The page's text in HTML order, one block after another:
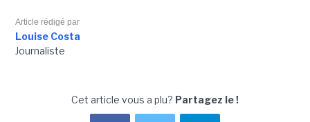
Article rédigé par
Louise Costa
Journaliste
Cet article vous a plu? Partagez le !